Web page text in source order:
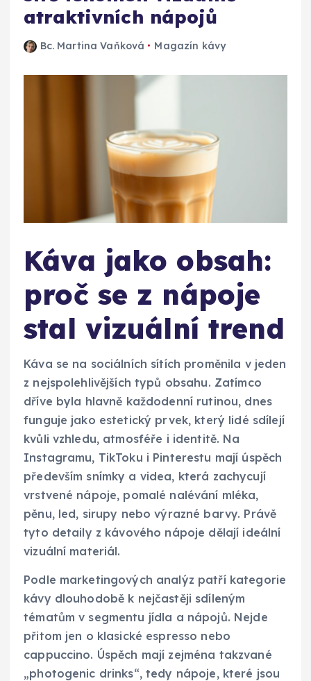
atraktivních nápojů
Bc. Martina Vaňková Magazín kávy
Káva jako obsah:
proč se z nápoje
stal vizuální trend
Káva se na sociálních sítích proměnila v jeden
z nejspolehlivějších typů obsahu. Zatímco
dříve byla hlavně každodenní rutinou, dnes
funguje jako estetický prvek, který lidé sdílejí
kvůli vzhledu, atmosféře i identitě. Na
Instagramu, TikToku i Pinterestu mají úspěch
především snímky a videa, která zachycují
vrstvené nápoje, pomalé nalévání mléka,
pěnu, led, sirupy nebo výrazné barvy. Právě
tyto detaily z kávového nápoje dělají ideální
vizuální materiál.
Podle marketingových analýz patří kategorie
kávy dlouhodobě k nejčastěji sdíleným
tématům v segmentu jídla a nápojů. Nejde
přitom jen o klasické espresso nebo
cappuccino. Úspěch mají zejména takzvané
„photogenic drinks“, tedy nápoje, které jsou